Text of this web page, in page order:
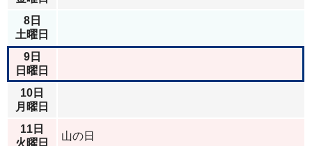
8日
土曜日
9日
日曜日
10日
月曜日
11日
火曜日
山の日